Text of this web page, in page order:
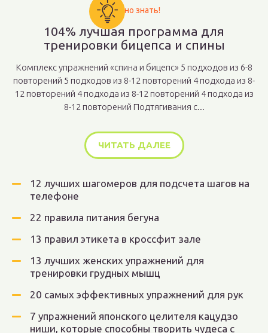
Важно знать!
104% лучшая программа для
тренировки бицепса и спины
Комплекс упражнений «спина и бицепс» 5 подходов из 6-8
повторений 5 подходов из 8-12 повторений 4 подхода из 8-
12 повторений 4 подхода из 8-12 повторений 4 подхода из
8-12 повторений Подтягивания с...
ЧИТАТЬ ДАЛЕЕ
12 лучших шагомеров для подсчета шагов на
телефоне
22 правила питания бегуна
13 правил этикета в кроссфит зале
13 лучших женских упражнений для
тренировки грудных мышц
20 самых эффективных упражнений для рук
7 упражнений японского целителя кацудзо
ниши, которые способны творить чудеса с